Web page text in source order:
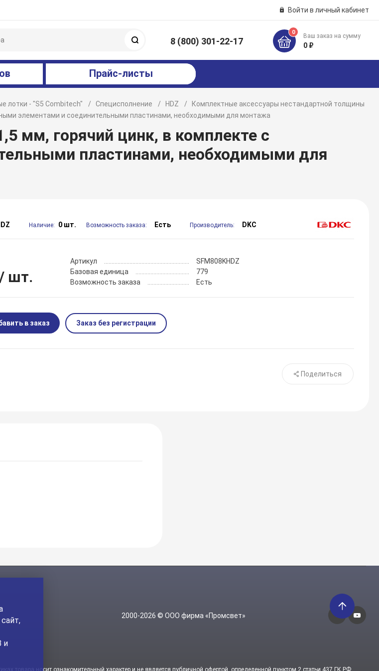
Войти в личный кабинет
8 (800) 301-22-17
0
Ваш заказ на сумму
0 ₽
Прайс-листы
лотки - "S5 Combitech" Специсполнение HDZ
Комплектные аксессуары нестандартной толщины
элементами и соединительными пластинами, необходимыми для монтажа
мм, горячий цинк, в комплекте с
пластинами, необходимыми для
Наличие: 0 шт. Возможность заказа: Есть Производитель: DKC
шт.
Артикул
SFM808KHDZ
Базовая единица
779
Возможность заказа
Есть
в заказ Заказ без регистрации
Поделиться
2000-2026 © ООО фирма «Промсвет»
и